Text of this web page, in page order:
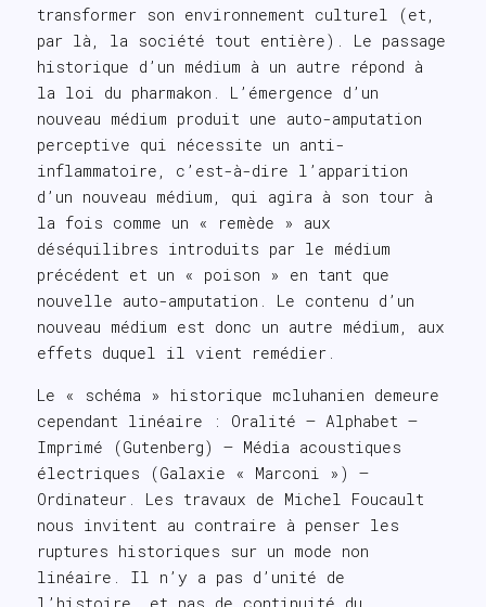
transformer son environnement culturel (et,
par là, la société tout entière). Le passage
historique d’un médium à un autre répond à
la loi du pharmakon. L’émergence d’un
nouveau médium produit une auto-amputation
perceptive qui nécessite un anti-
inflammatoire, c’est-à-dire l’apparition
d’un nouveau médium, qui agira à son tour à
la fois comme un « remède » aux
déséquilibres introduits par le médium
précédent et un « poison » en tant que
nouvelle auto-amputation. Le contenu d’un
nouveau médium est donc un autre médium, aux
effets duquel il vient remédier.
Le « schéma » historique mcluhanien demeure
cependant linéaire : Oralité – Alphabet –
Imprimé (Gutenberg) – Média acoustiques
électriques (Galaxie « Marconi ») –
Ordinateur. Les travaux de Michel Foucault
nous invitent au contraire à penser les
ruptures historiques sur un mode non
linéaire. Il n’y a pas d’unité de
l’histoire, et pas de continuité du